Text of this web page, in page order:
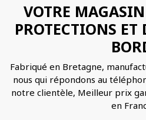
VOTRE
PROTECTIONS ET
Fabriqué en Bretagne,
nous qui répondons au
notre clientèle, Meilleur prix
en